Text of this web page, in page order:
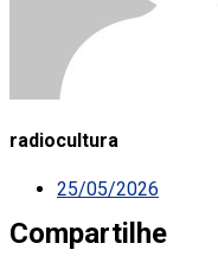
radiocultura
25/05/2026
Compartilhe